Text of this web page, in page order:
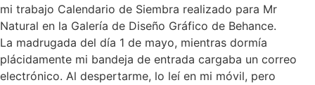
mi trabajo Calendario de Siembra realizado para Mr
Natural en la Galería de Diseño Gráfico de Behance.
La madrugada del día 1 de mayo, mientras dormía
plácidamente mi bandeja de entrada cargaba un correo
electrónico. Al despertarme, lo leí en mi móvil, pero